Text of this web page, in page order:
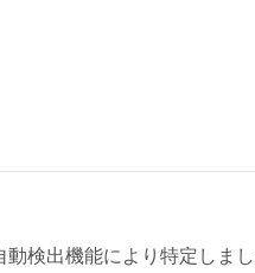
検出機能により特定しまし